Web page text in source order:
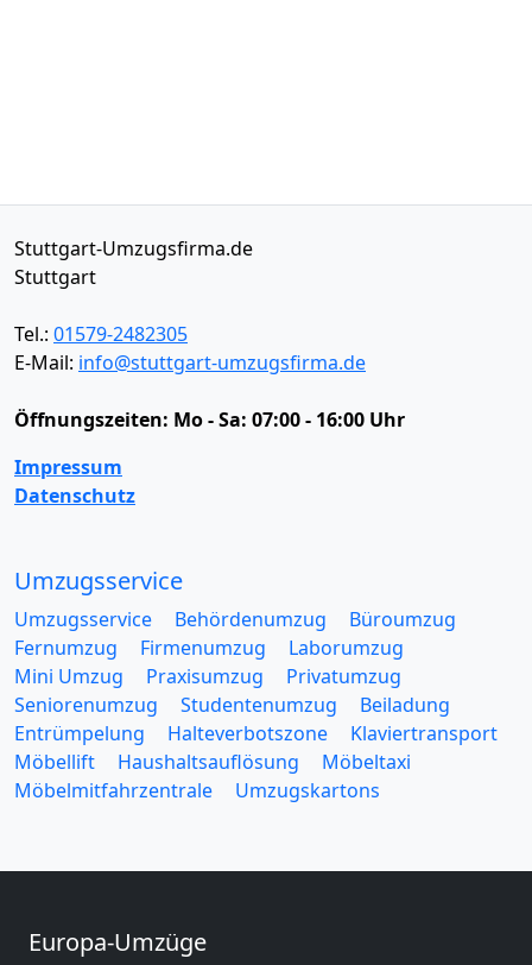
Stuttgart-Umzugsfirma.de
Stuttgart
Tel.: 01579-2482305
E-Mail: info@stuttgart-umzugsfirma.de
Öffnungszeiten: Mo - Sa: 07:00 - 16:00 Uhr
Impressum
Datenschutz
Umzugsservice
Umzugsservice Behördenumzug
Büroumzug
Fernumzug
Firmenumzug
Laborumzug
Mini Umzug
Praxisumzug
Privatumzug
Seniorenumzug
Studentenumzug
Beiladung
Entrümpelung
Halteverbotszone
Klaviertransport
Möbellift
Haushaltsauflösung
Möbeltaxi
Möbelmitfahrzentrale
Umzugskartons
Europa-Umzüge